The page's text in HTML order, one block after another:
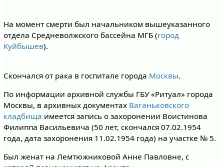
На момент смерти был начальником вышеуказанного
отдела Средневолжского бассейна МГБ (город
Куйбышев).
Скончался от рака в госпитале города Москвы.
По информации архивной службы ГБУ «Ритуал» города
Москвы, в архивных документах Ваганьковского
кладбища имеется запись о захоронении Воистинова
Филиппа Васильевича (50 лет, скончался 07.02.1954
года, дата захоронения 11.02.1954 года) на участке № 5.
Был женат на Лемтюжниковой Анне Павловне, с